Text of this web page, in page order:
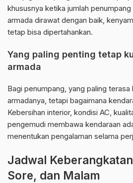
khususnya ketika jumlah
armada dirawat dengan baik,
tetap bisa dipertahankan.
Yang paling penting tetap
armada
Bagi penumpang, yang paling terasa
armadanya, tetapi bagaimana
Kebersihan interior, kondisi AC,
pengemudi membawa kendaraan
menentukan pengalaman selama
Jadwal
Sore, dan Malam